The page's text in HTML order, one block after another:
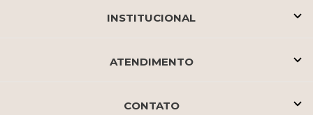
INSTITUCIONAL
ATENDIMENTO
CONTATO